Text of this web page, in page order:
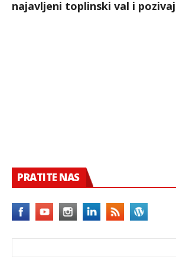
najavljeni toplinski val i
PRATITE NAS